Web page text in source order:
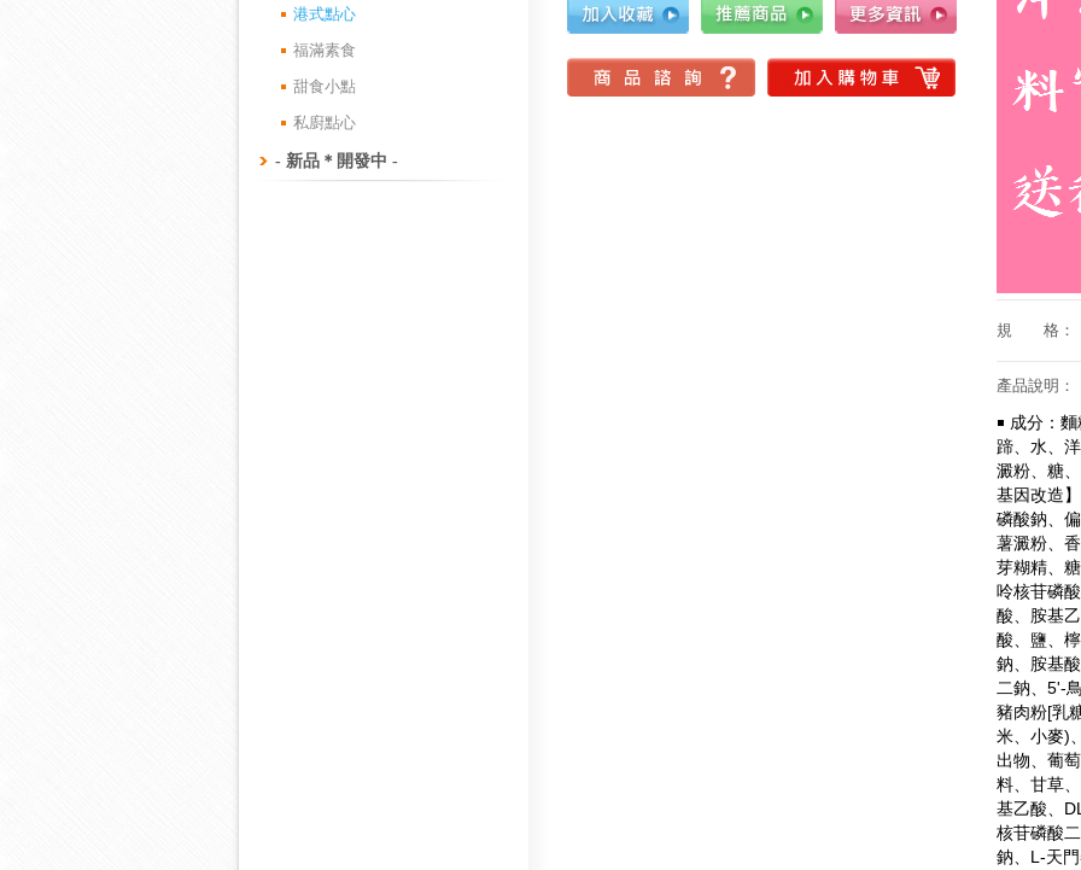
港式點心
福滿素食
甜食小點
私廚點心
- 新品＊開發中 -
規 格：
產品說明：
￭ 成分 ： 麵
蹄、水、
澱粉、糖
基因改造
磷酸鈉、
薯澱粉、
芽糊精、
呤核苷磷
酸、胺基
酸、鹽、
鈉、胺基
二鈉、5'-
豬肉粉[乳
米、小麥)
出物、葡
料、甘草
基乙酸、
核苷磷酸
鈉、L-天